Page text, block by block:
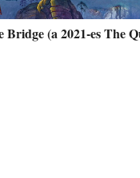
Bridge (a 2021-es The